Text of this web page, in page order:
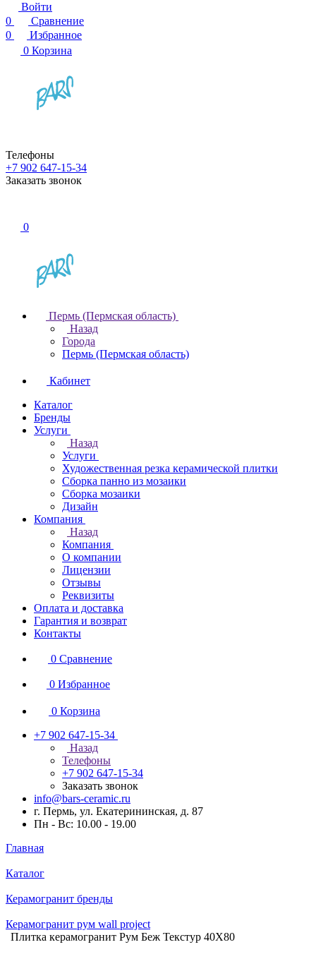
Войти
0
Сравнение
0
Избранное
0 Корзина
Телефоны
+7 902 647-15-34
Заказать звонок
0
Пермь (Пермская область)
Назад
Города
Пермь (Пермская область)
Кабинет
Каталог
Бренды
Услуги
Назад
Услуги
Художественная резка керамической плитки
Сборка панно из мозаики
Сборка мозаики
Дизайн
Компания
Назад
Компания
О компании
Лицензии
Отзывы
Реквизиты
Оплата и доставка
Гарантия и возврат
Контакты
0 Сравнение
0 Избранное
0 Корзина
+7 902 647-15-34
Назад
Телефоны
+7 902 647-15-34
Заказать звонок
info@bars-ceramic.ru
г. Пермь, ул. Екатерининская, д. 87
Пн - Вс: 10.00 - 19.00
Главная
Каталог
Керамогранит бренды
Керамогранит рум wall project
Плитка керамогранит Рум Беж Текстур 40X80